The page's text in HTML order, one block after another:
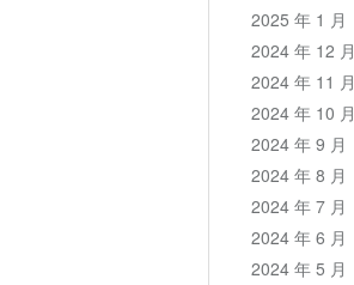
2025 年 1 月
2024 年 12 月
2024 年 11 月
2024 年 10 月
2024 年 9 月
2024 年 8 月
2024 年 7 月
2024 年 6 月
2024 年 5 月